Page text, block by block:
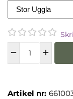
Artikel nr: